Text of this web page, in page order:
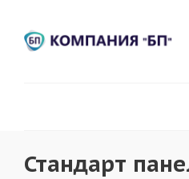
Стандарт